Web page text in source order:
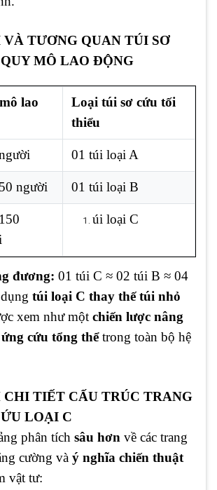
TƯƠNG QUAN TÚI SƠ
MÔ LAO ĐỘNG
lao
Loại túi sơ cứu tối
thiểu
01 túi loại A
người 01 túi loại B
úi loại C
đương: 01 túi C ≈ 02 túi B ≈ 04
túi loại C thay thế túi nhỏ
xem như một chiến lược nâng
cứu tổng thểtrong toàn bộ hệ
TIẾT CẤU TRÚC TRANG
LOẠI C
phân tích sâu hơn về các trang
cường và ý nghĩa chiến thuật
vật tư: